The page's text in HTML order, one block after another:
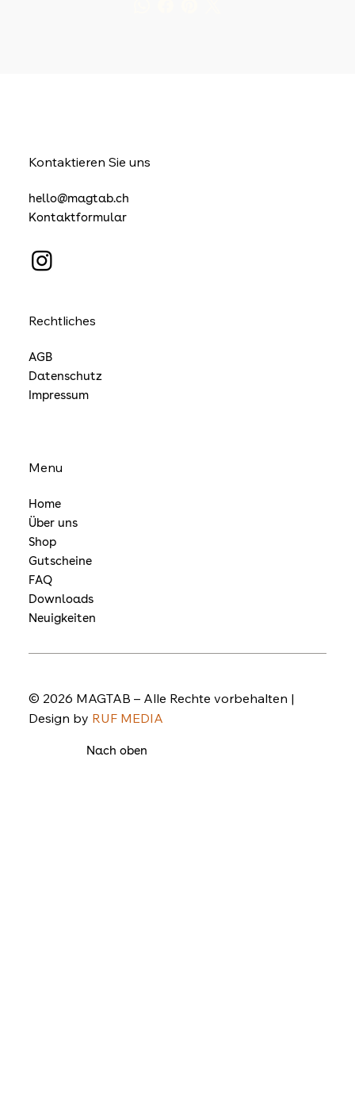
Kontaktieren Sie uns
hello@magtab.ch
Kontaktformular
Rechtliches
AGB
Datenschutz
Impressum
Menu
Home
Über uns
Shop
Gutscheine
FAQ
Downloads
Neuigkeiten
© 2026 MAGTAB – Alle Rechte vorbehalten |
Design by RUF MEDIA
Nach oben